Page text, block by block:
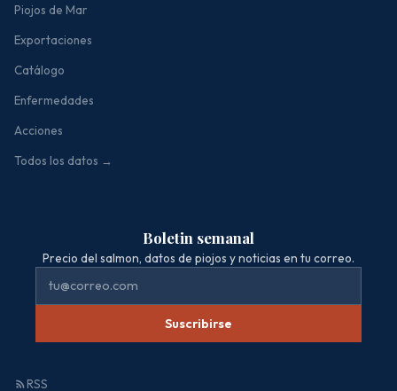
Piojos de Mar
Exportaciones
Catálogo
Enfermedades
Acciones
Todos los datos →
Boletin semanal
Precio del salmon, datos de piojos y noticias en tu correo.
Suscribirse
RSS